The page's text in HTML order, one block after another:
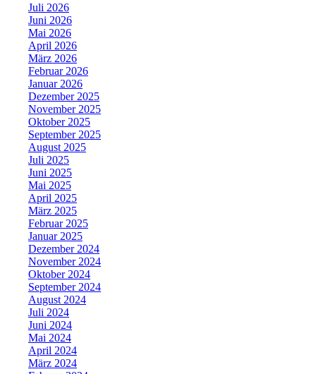
Juli 2026
Juni 2026
Mai 2026
April 2026
März 2026
Februar 2026
Januar 2026
Dezember 2025
November 2025
Oktober 2025
September 2025
August 2025
Juli 2025
Juni 2025
Mai 2025
April 2025
März 2025
Februar 2025
Januar 2025
Dezember 2024
November 2024
Oktober 2024
September 2024
August 2024
Juli 2024
Juni 2024
Mai 2024
April 2024
März 2024